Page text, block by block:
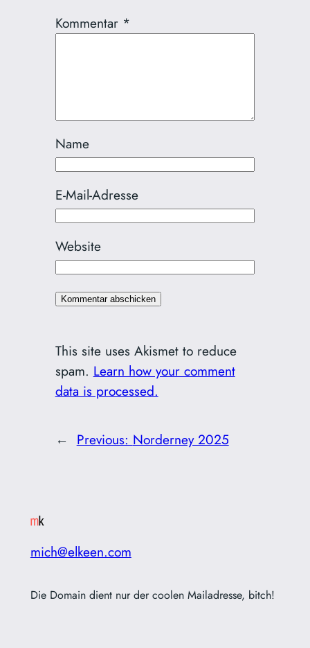
Kommentar *
Name
E-Mail-Adresse
Website
This site uses Akismet to reduce
spam. Learn how your comment
data is processed.
← Previous: Norderney 2025
mich@elkeen.com
Die Domain dient nur der coolen Mailadresse, bitch!